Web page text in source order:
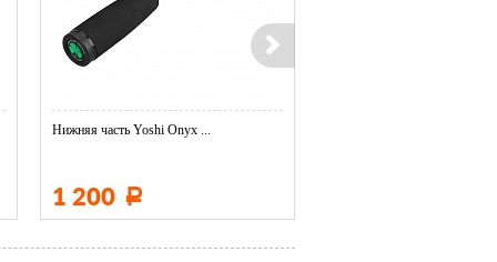
Нижняя часть Yoshi Onyx ...
1 200 Р